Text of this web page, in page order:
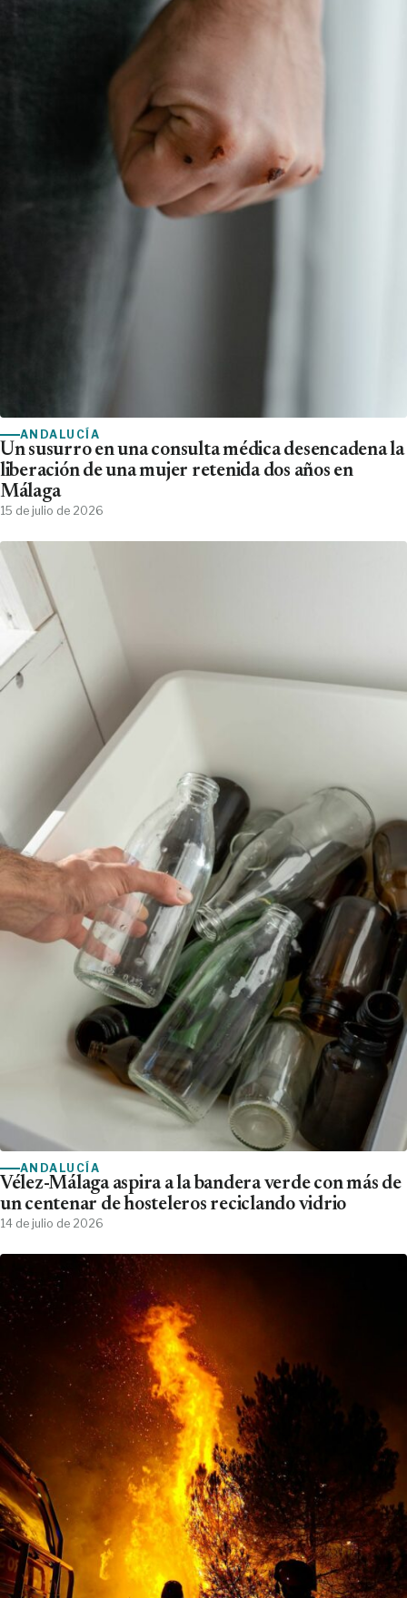
ANDALUCÍA
Un susurro en una consulta médica desencadena la
liberación de una mujer retenida dos años en
Málaga
15 de julio de 2026
ANDALUCÍA
Vélez-Málaga aspira a la bandera verde con más de
un centenar de hosteleros reciclando vidrio
14 de julio de 2026